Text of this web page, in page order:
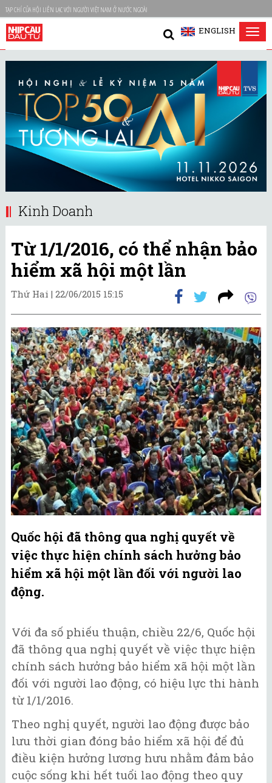
TẠP CHÍ CỦA HỘI LIÊN LẠC VỚI NGƯỜI VIỆT NAM Ở NƯỚC NGOÀI
ENGLISH
Kinh Doanh
Từ 1/1/2016, có thể nhận bảo
hiểm xã hội một lần
Thứ Hai | 22/06/2015 15:15
Quốc hội đã thông qua nghị quyết về
việc thực hiện chính sách hưởng bảo
hiểm xã hội một lần đối với người lao
động.
Với đa số phiếu thuận, chiều 22/6, Quốc hội
đã thông qua nghị quyết về việc thực hiện
chính sách hưởng bảo hiểm xã hội một lần
đối với người lao động, có hiệu lực thi hành
từ 1/1/2016.
Theo nghị quyết, người lao động được bảo
lưu thời gian đóng bảo hiểm xã hội để đủ
điều kiện hưởng lương hưu nhằm đảm bảo
cuộc sống khi hết tuổi lao động theo quy